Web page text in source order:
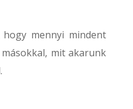
mennyi mindent
mit akarunk